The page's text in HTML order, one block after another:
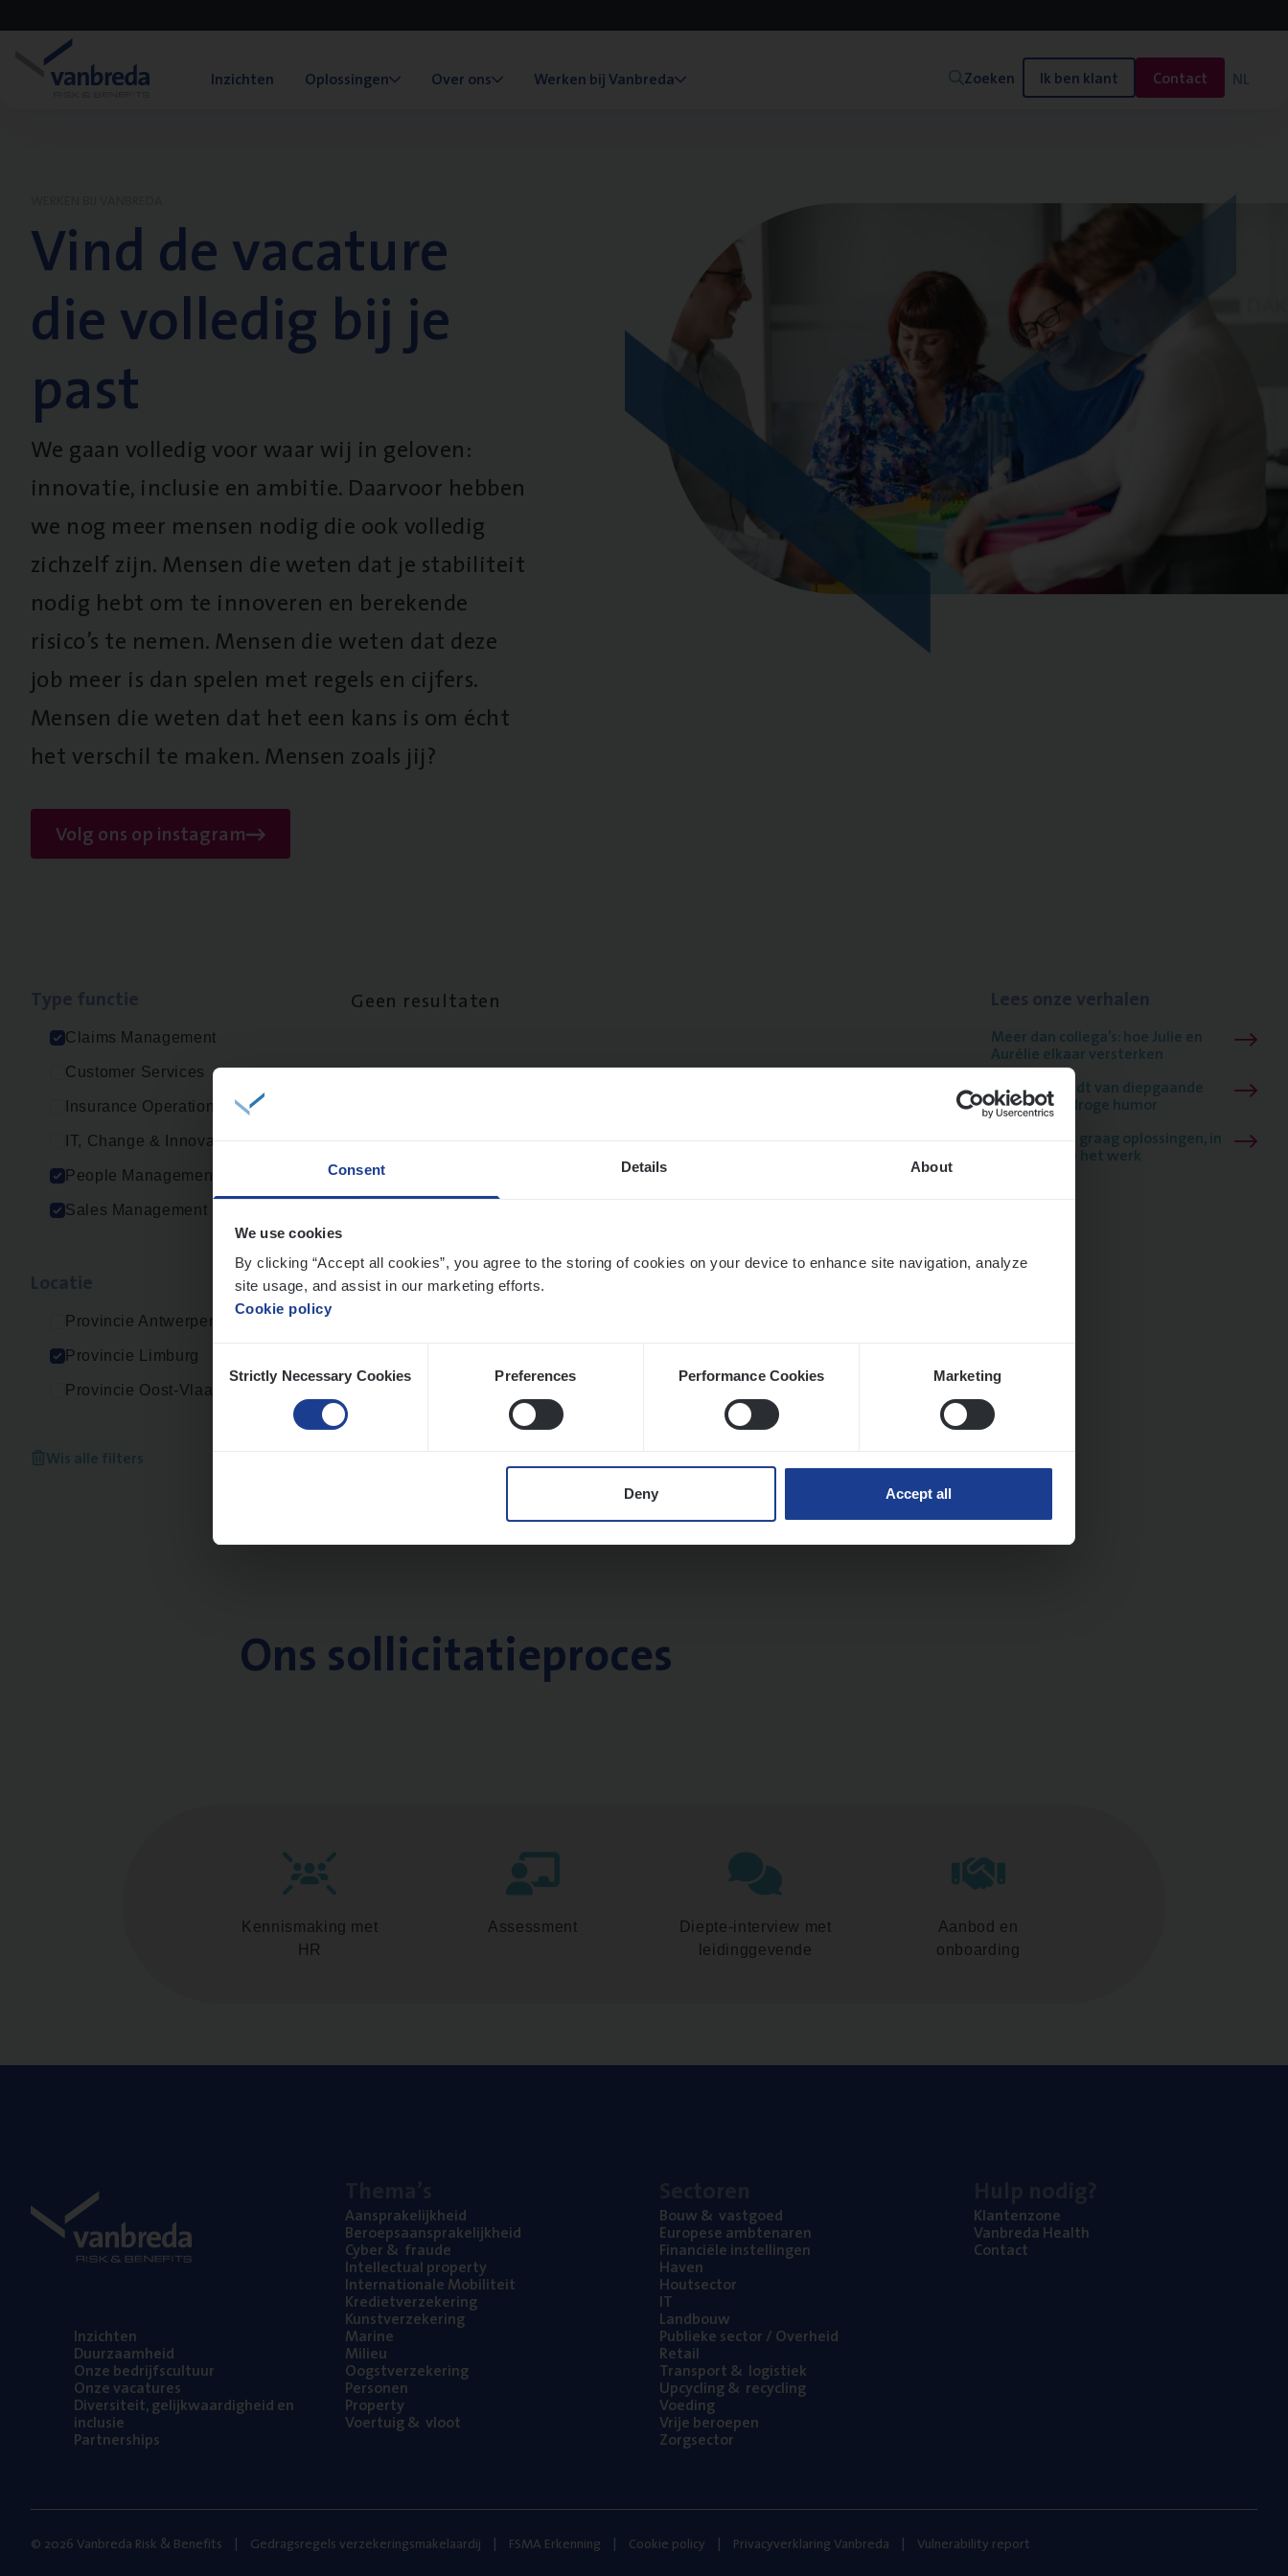
Consent Details About
We use cookies
By clicking “Accept all cookies”, you agree to the storing of cookies on your device to enhance site navigation, analyze
site usage, and assist in our marketing efforts.
Cookie policy
Selection
Strictly Necessary Cookies Preferences Performance Cookies Marketing
Deny Accept all
Inzichten Oplossingen Over ons Werken bij Vanbreda Zoeken Ik ben klant Contact NL
Vind de vacature
die volledig bij je
past
We gaan volledig voor waar wij in geloven:
innovatie, inclusie en ambitie. Daarvoor hebben
we nog meer mensen nodig die ook volledig
zichzelf zijn. Mensen die weten dat je stabiliteit
nodig hebt om te innoveren en berekende
risico’s te nemen. Mensen die weten dat deze
job meer is dan spelen met regels en cijfers.
Mensen die weten dat het een kans is om écht
het verschil te maken. Mensen zoals jij?
Volg ons op instagram
Claims Management
Customer Services
Insurance Operations
IT, Change & Innovation
People Management
Sales Management
Provincie Antwerpen
Provincie Limburg
Provincie Oost-Vlaanderen
Wis alle filters
Geen resultaten
Meer dan collega’s: hoe Julie en
Aurélie elkaar versterken
Mathias houdt van diepgaande
dossiers én droge humor
Thalia zoekt graag oplossingen, in
games én op het werk
Ons sollicitatieproces
Kennismaking met
HR
Assessment
Diepte-interview met
leidinggevende
Aanbod en
onboarding
Inzich­ten
Duur­zaam­heid
Onze bedrijfs­cul­tuur
Onze vaca­tu­res
Diver­si­teit, gelijk­waar­dig­heid en
inclusie
Part­ner­ships
Aan­spra­ke­lijk­heid
Beroeps­aan­spra­ke­lijk­heid
Cyber& fraude
Intel­lec­tu­al property
Inter­na­ti­o­na­le Mobiliteit
Kre­diet­ver­ze­ke­ring
Kunst­ver­ze­ke­ring
Mari­ne
Mili­eu
Oogst­ver­ze­ke­ring
Per­so­nen
Pro­per­ty
Voer­tuig& vloot
Bouw& vastgoed
Euro­pe­se ambtenaren
Finan­ci­ë­le instellingen
Haven
Hout­sec­tor
IT
Land­bouw
Publie­ke sec­tor / Overheid
Retail
Trans­port& logistiek
Upcy­cling& recycling
Voe­ding
Vrije beroe­pen
Zorg­sec­tor
Klan­ten­zo­ne
Van­b­re­da Health
Con­tact
© 2026 Vanbreda Risk & Benefits Gedragsregels verzekeringsmakelaardij FSMA Erkenning Cookie policy Privacyverklaring Vanbreda Vulnerability report